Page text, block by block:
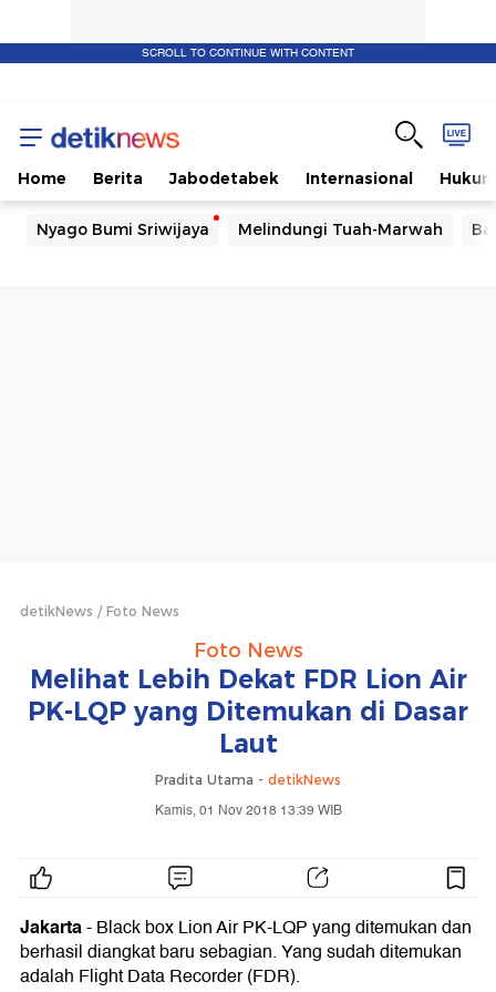
SCROLL TO CONTINUE WITH CONTENT
Home Berita Jabodetabek Internasional Hukum
Nyago Bumi Sriwijaya Melindungi Tuah-Marwah
detikNews Foto News
Foto News
Melihat Lebih Dekat FDR Lion Air
PK-LQP yang Ditemukan di Dasar
Laut
Pradita Utama - detikNews
Kamis, 01 Nov 2018 13:39 WIB
Jakarta- Black box Lion Air PK-LQP yang ditemukan dan
berhasil diangkat baru sebagian. Yang sudah ditemukan
adalah Flight Data Recorder (FDR).